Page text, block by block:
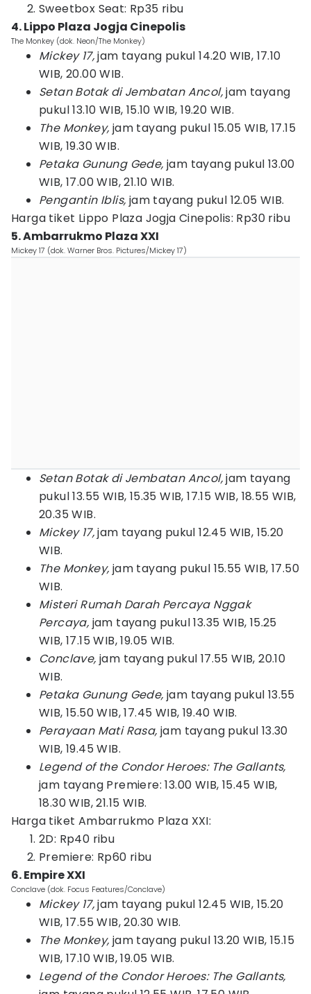
Sweetbox Seat: Rp35 ribu
4. Lippo Plaza Jogja Cinepolis
The Monkey (dok. Neon/The Monkey)
Mickey 17,jam tayang pukul 14.20 WIB, 17.10
WIB, 20.00 WIB.
Setan Botak di Jembatan Ancol,jam tayang
pukul 13.10 WIB, 15.10 WIB, 19.20 WIB.
The Monkey, jam tayang pukul 15.05 WIB, 17.15
WIB, 19.30 WIB.
Petaka Gunung Gede, jam tayang pukul 13.00
WIB, 17.00 WIB, 21.10 WIB.
Pengantin Iblis, jam tayang pukul 12.05 WIB.
Harga tiket Lippo Plaza Jogja Cinepolis: Rp30 ribu
5. Ambarrukmo Plaza XXI
Mickey 17 (dok. Warner Bros. Pictures/Mickey 17)
Setan Botak di Jembatan Ancol,jam tayang
pukul 13.55 WIB, 15.35 WIB, 17.15 WIB, 18.55 WIB,
20.35 WIB.
Mickey 17,jam tayang pukul 12.45 WIB, 15.20
WIB.
The Monkey, jam tayang pukul 15.55 WIB, 17.50
WIB.
Misteri Rumah Darah Percaya Nggak
Percaya, jam tayang pukul 13.35 WIB, 15.25
WIB, 17.15 WIB, 19.05 WIB.
Conclave, jam tayang pukul 17.55 WIB, 20.10
WIB.
Petaka Gunung Gede, jam tayang pukul 13.55
WIB, 15.50 WIB, 17.45 WIB, 19.40 WIB.
Perayaan Mati Rasa, jam tayang pukul 13.30
WIB, 19.45 WIB.
Legend of the Condor Heroes: The Gallants,
jam tayang Premiere: 13.00 WIB, 15.45 WIB,
18.30 WIB, 21.15 WIB.
Harga tiket Ambarrukmo Plaza XXI:
2D: Rp40 ribu
Premiere: Rp60 ribu
6. Empire XXI
Conclave (dok. Focus Features/Conclave)
Mickey 17,jam tayang pukul 12.45 WIB, 15.20
WIB, 17.55 WIB, 20.30 WIB.
The Monkey, jam tayang pukul 13.20 WIB, 15.15
WIB, 17.10 WIB, 19.05 WIB.
Legend of the Condor Heroes: The Gallants,